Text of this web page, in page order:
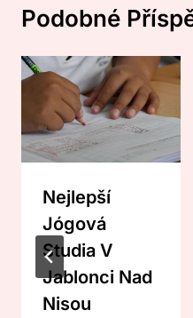
Podobné
Nejlepší
Jógová
Studia V
Jablonci Nad
Nisou